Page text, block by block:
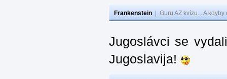
Frankenstein Guru AZ kvízu... A
Jugoslávci se
Jugoslavija!